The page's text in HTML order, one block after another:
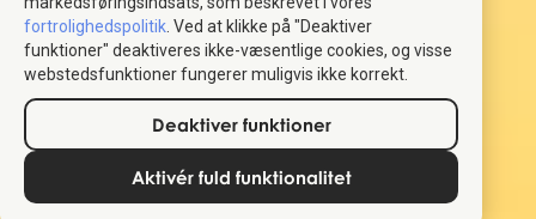
fortrolighedspolitik . Ved at klikke på "Deaktiver
funktioner" deaktiveres ikke-væsentlige cookies, og visse
webstedsfunktioner fungerer muligvis ikke korrekt.
Deaktiver funktioner
Aktivér fuld funktionalitet